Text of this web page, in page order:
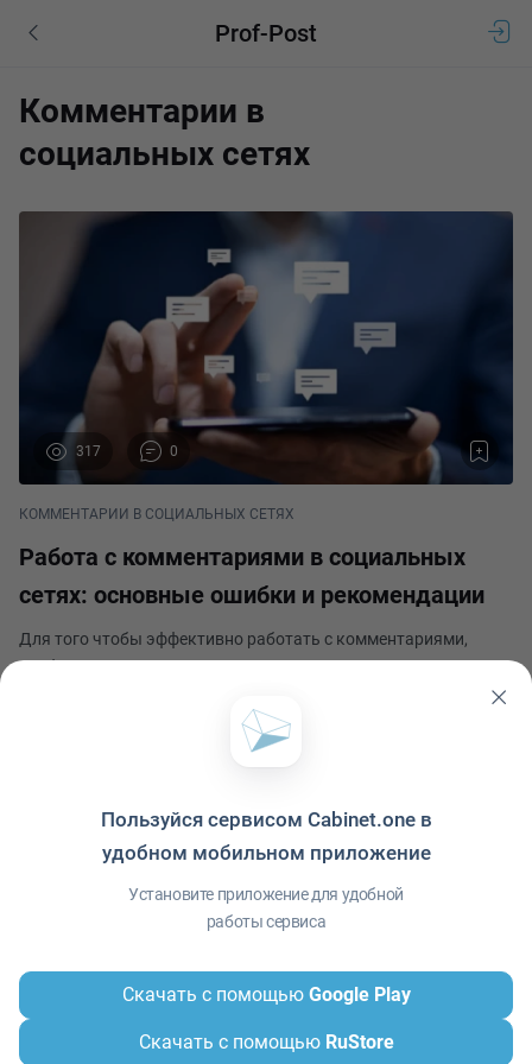
Prof-Post
Комментарии в
социальных сетях
317 0
КОММЕНТАРИИ В СОЦИАЛЬНЫХ СЕТЯХ
Работа с комментариями в социальных
сетях: основные ошибки и рекомендации
Для того чтобы эффективно работать с комментариями,
необходимо следить за ними, отвечать на них своевременно и
адекватно, а также активно взаимодействовать с аудиторией.
Важно помнить, что каждый комментарий может оказать
влияние на восприятие бренда или лично
Савелий Колбинский
Опубликовано 8 апреля 2024
Политика конфиденциальности Условия использования ·
© ООО "Межрегиональный Информационный центр"
Пользуйся сервисом Cabinet.one в
удобном мобильном приложение
Установите приложение для удобной
работы сервиса
Скачать с помощью Google Play
Скачать с помощью RuStore